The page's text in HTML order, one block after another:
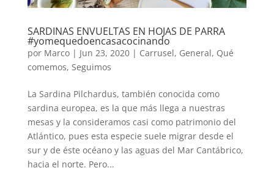
SARDINAS ENVUELTAS EN HOJAS DE PARRA
#yomequedoencasacocinando
por Marco| Jun 23, 2020| Carrusel, General, Qué
comemos, Seguimos
La Sardina Pilchardus, también conocida como
sardina europea, es la que más llega a nuestras
mesas y la consideramos casi como patrimonio del
Atlántico, pues esta especie suele migrar desde el
sur y de éste océano y las aguas del Mar Cantábrico,
hacia el norte. Pero...